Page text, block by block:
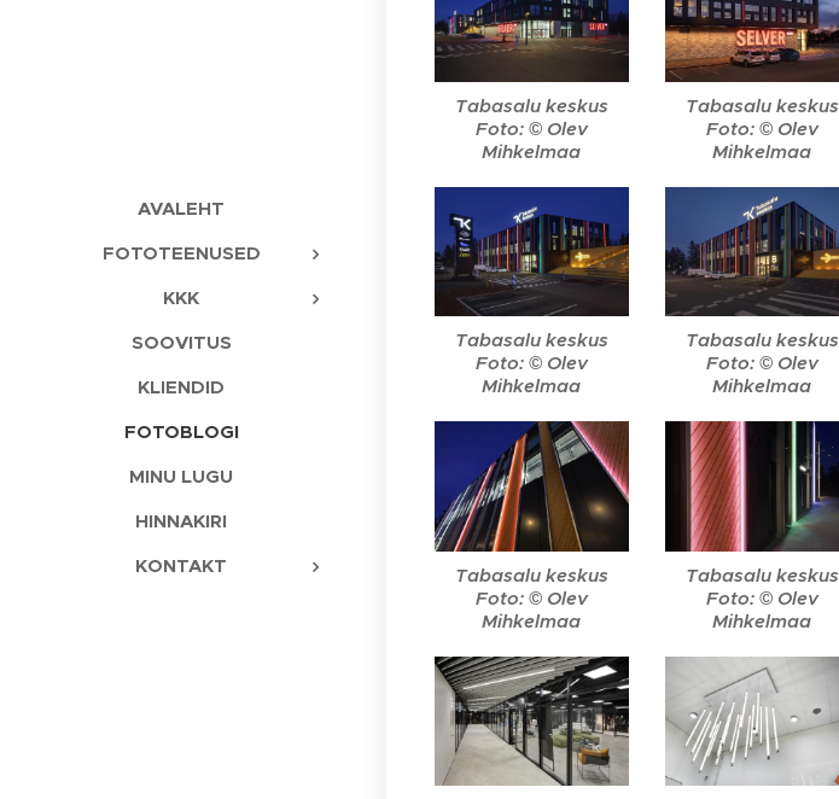
AVALEHT
FOTOTEENUSED
KKK
SOOVITUS
KLIENDID
FOTOBLOGI
MINU LUGU
HINNAKIRI
KONTAKT
Tabasalu keskus
Foto: © Olev
Mihkelmaa
Tabasalu keskus
Foto: © Olev
Mihkelmaa
Tabasalu keskus
Foto: © Olev
Mihkelmaa
Tabasalu keskus
Foto: © Olev
Mihkelmaa
Tabasalu keskus
Foto: © Olev
Mihkelmaa
Tabasalu keskus
Foto: © Olev
Mihkelmaa